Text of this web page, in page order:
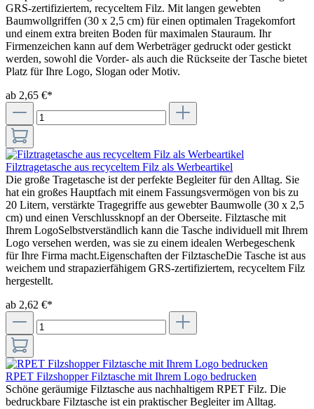
GRS-zertifiziertem, recyceltem Filz. Mit langen gewebten
Baumwollgriffen (30 x 2,5 cm) für einen optimalen Tragekomfort
und einem extra breiten Boden für maximalen Stauraum. Ihr
Firmenzeichen kann auf dem Werbeträger gedruckt oder gestickt
werden, sowohl die Vorder- als auch die Rückseite der Tasche bietet
Platz für Ihre Logo, Slogan oder Motiv.
ab 2,65 €*
Filztragetasche aus recyceltem Filz als Werbeartikel
Die große Tragetasche ist der perfekte Begleiter für den Alltag. Sie
hat ein großes Hauptfach mit einem Fassungsvermögen von bis zu
20 Litern, verstärkte Tragegriffe aus gewebter Baumwolle (30 x 2,5
cm) und einen Verschlussknopf an der Oberseite. Filztasche mit
Ihrem LogoSelbstverständlich kann die Tasche individuell mit Ihrem
Logo versehen werden, was sie zu einem idealen Werbegeschenk
für Ihre Firma macht.Eigenschaften der FilztascheDie Tasche ist aus
weichem und strapazierfähigem GRS-zertifiziertem, recyceltem Filz
hergestellt.
ab 2,62 €*
RPET Filzshopper Filztasche mit Ihrem Logo bedrucken
Schöne geräumige Filztasche aus nachhaltigem RPET Filz. Die
bedruckbare Filztasche ist ein praktischer Begleiter im Alltag.